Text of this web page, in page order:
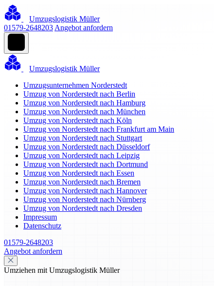
Umzugslogistik Müller
01579-2648203 Angebot anfordern
Umzugslogistik Müller
Umzugsunternehmen Norderstedt
Umzug von Norderstedt nach Berlin
Umzug von Norderstedt nach Hamburg
Umzug von Norderstedt nach München
Umzug von Norderstedt nach Köln
Umzug von Norderstedt nach Frankfurt am Main
Umzug von Norderstedt nach Stuttgart
Umzug von Norderstedt nach Düsseldorf
Umzug von Norderstedt nach Leipzig
Umzug von Norderstedt nach Dortmund
Umzug von Norderstedt nach Essen
Umzug von Norderstedt nach Bremen
Umzug von Norderstedt nach Hannover
Umzug von Norderstedt nach Nürnberg
Umzug von Norderstedt nach Dresden
Impressum
Datenschutz
01579-2648203
Angebot anfordern
Umziehen mit Umzugslogistik Müller